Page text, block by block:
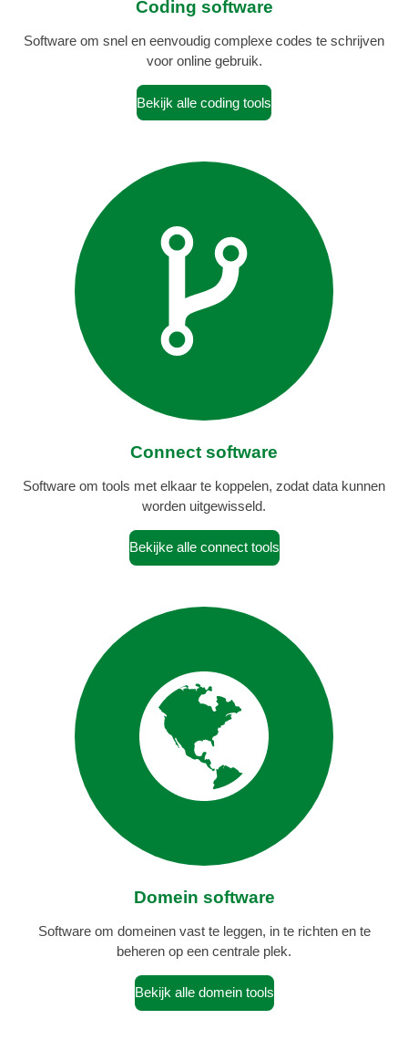
Coding software
Software om snel en eenvoudig complexe codes te schrijven
voor online gebruik.
Bekijk alle coding tools
Connect software
Software om tools met elkaar te koppelen, zodat data kunnen
worden uitgewisseld.
Bekijke alle connect tools
Domein software
Software om domeinen vast te leggen, in te richten en te
beheren op een centrale plek.
Bekijk alle domein tools